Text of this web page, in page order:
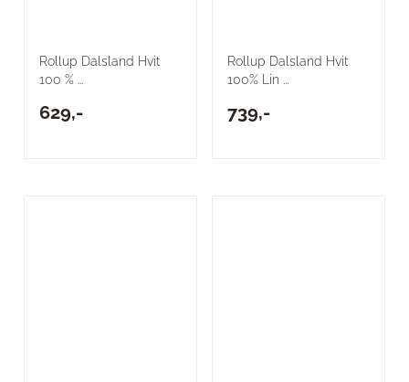
Rollup Dalsland Hvit
100 % ...
629,-
Rollup Dalsland Hvit
100% Lin ...
739,-